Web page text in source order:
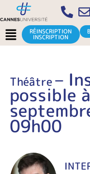
Aller
au
contenu
Menu RÉINSCRIPTION
INSCRIPTION
Théâtre–
possible
09h00